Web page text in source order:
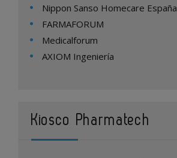
Nippon Sanso Homecare España
FARMAFORUM
Medicalforum
AXIOM Ingeniería
Kiosco Pharmatech